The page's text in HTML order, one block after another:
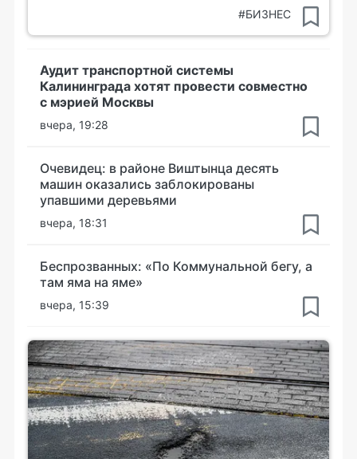
#БИЗНЕС
Аудит транспортной системы
Калининграда хотят провести совместно
с мэрией Москвы
вчера, 19:28
Очевидец: в районе Виштынца десять
машин оказались заблокированы
упавшими деревьями
вчера, 18:31
Беспрозванных: «По Коммунальной бегу, а
там яма на яме»
вчера, 15:39